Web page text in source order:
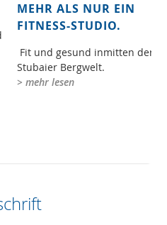
MEHR ALS NUR EIN
FITNESS-STUDIO.
Fit und gesund inmitten der
Stubaier Bergwelt.
> mehr lesen